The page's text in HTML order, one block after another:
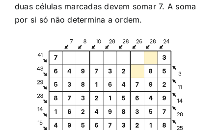
duas células marcadas devem somar 7. A soma
por si só não determina a ordem.